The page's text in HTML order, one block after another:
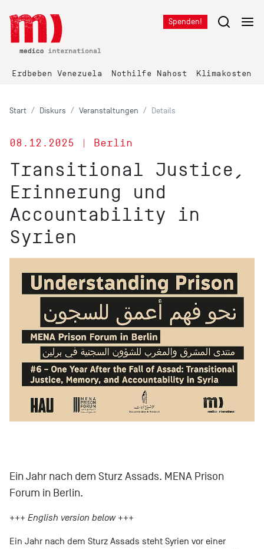
Spenden!
Erdbeben Venezuela Nothilfe Nahost Klimakosten
Start Diskurs Veranstaltungen Details
08.12.2025 | Berlin
Transitional Justice,
Erinnerung und
Accountability in
Syrien
Ein Jahr nach dem Sturz Assads. MENA Prison
Forum in Berlin.
+++ English version below +++
Ein Jahr nach dem Sturz Assads steht Syrien vor einer